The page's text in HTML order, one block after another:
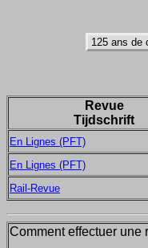
Revue
Tijdschrift
En Lignes (PFT)
En Lignes (PFT)
Rail-Revue
Comment effectuer une